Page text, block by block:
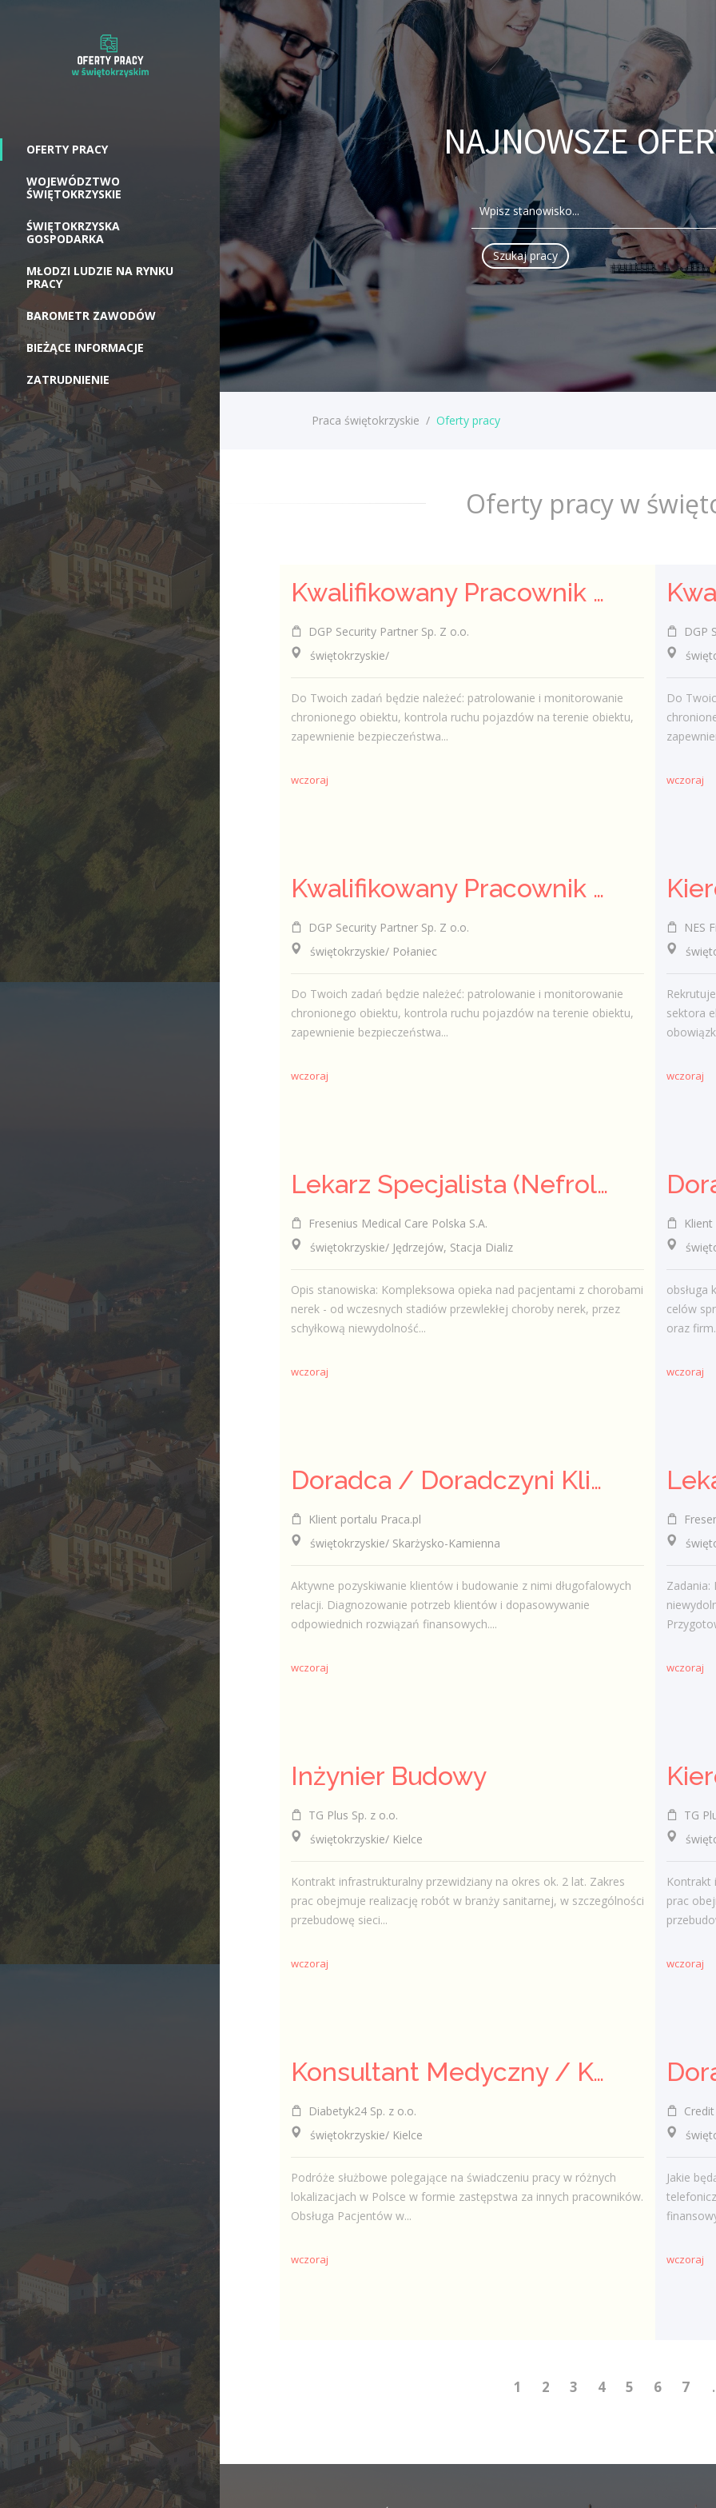
OFERTY PRACY
WOJEWÓDZTWO
ŚWIĘTOKRZYSKIE
ŚWIĘTOKRZYSKA
GOSPODARKA
MŁODZI LUDZIE NA RYNKU
PRACY
BAROMETR ZAWODÓW
BIEŻĄCE INFORMACJE
ZATRUDNIENIE
NAJNOWSZE
Praca świętokrzyskie / Oferty pracy
Oferty pracy w
Kwalifikowany Pracownik / Kwalifikowana Pracowniczka Ochrony
DGP Security Partner Sp. Z o.o.
świętokrzyskie/
Do Twoich zadań będzie należeć: patrolowanie i monitorowanie
chronionego obiektu, kontrola ruchu pojazdów na terenie obiektu,
zapewnienie bezpieczeństwa...
wczoraj
DGP
Do
wczoraj
Kwalifikowany Pracownik / Kwalifikowana Pracowniczka Ochrony
DGP Security Partner Sp. Z o.o.
świętokrzyskie/ Połaniec
Do Twoich zadań będzie należeć: patrolowanie i monitorowanie
chronionego obiektu, kontrola ruchu pojazdów na terenie obiektu,
zapewnienie bezpieczeństwa...
wczoraj
NES
sektora
wczoraj
Lekarz Specjalista (Nefrolog / Internista) (K/M/N)
Fresenius Medical Care Polska S.A.
świętokrzyskie/ Jędrzejów, Stacja Dializ
Opis stanowiska: Kompleksowa opieka nad pacjentami z chorobami
nerek - od wczesnych stadiów przewlekłej choroby nerek, przez
schyłkową niewydolność...
wczoraj
obsługa
celów
oraz
wczoraj
Doradca / Doradczyni Klienta – branża finansowa
Klient portalu Praca.pl
świętokrzyskie/ Skarżysko-Kamienna
Aktywne pozyskiwanie klientów i budowanie z nimi długofalowych
relacji. Diagnozowanie potrzeb klientów i dopasowywanie
odpowiednich rozwiązań finansowych....
wczoraj
Zadania:
wczoraj
Inżynier Budowy
TG Plus Sp. z o.o.
świętokrzyskie/ Kielce
Kontrakt infrastrukturalny przewidziany na okres ok. 2 lat. Zakres
prac obejmuje realizację robót w branży sanitarnej, w szczególności
przebudowę sieci...
wczoraj
TG
Kontrakt
prac
wczoraj
Konsultant Medyczny / Konsultantka Medyczna w sklepie medycznym (Fizjoterapeuta, Technik farmaceutyczny, Technik ortopeda)
Diabetyk24 Sp. z o.o.
świętokrzyskie/ Kielce
Podróże służbowe polegające na świadczeniu pracy w różnych
lokalizacjach w Polsce w formie zastępstwa za innych pracowników.
Obsługa Pacjentów w...
wczoraj
Jakie
wczoraj
1 2 3 4 5 6 7